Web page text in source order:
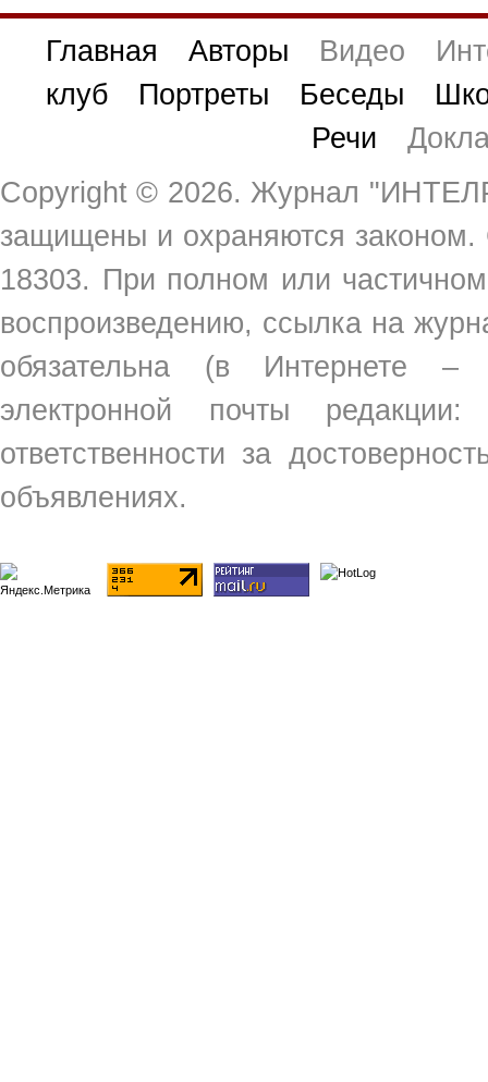
Главная Авторы Видео
клуб
Портреты Беседы
Речи
Copyright © 2026. Журнал
защищены и охраняются
18303. При полном или
воспроизведению, ссылка на
обязательна (в Интернете
электронной почты
ответственности за
объявлениях.